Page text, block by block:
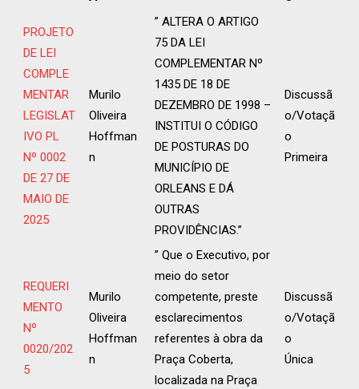
PROJETO
DE LEI
COMPLE
MENTAR
LEGISLAT
IVO PL
Nº 0002
DE 27 DE
MAIO DE
2025
Murilo
Oliveira
Hoffman
n
” ALTERA O ARTIGO
75 DA LEI
COMPLEMENTAR Nº
1435 DE 18 DE
DEZEMBRO DE 1998 –
INSTITUI O CÓDIGO
DE POSTURAS DO
MUNICÍPIO DE
ORLEANS E DÁ
OUTRAS
PROVIDÊNCIAS.”
Discussã
o/Votaçã
o
Primeira
REQUERI
MENTO
Nº
0020/202
5
Murilo
Oliveira
Hoffman
n
” Que o Executivo, por
meio do setor
competente, preste
esclarecimentos
referentes à obra da
Praça Coberta,
localizada na Praça
Discussã
o/Votaçã
o
Única